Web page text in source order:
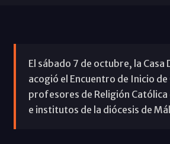
El sábado 7 de octubre, la Casa
acogió el Encuentro de Inicio de
profesores de Religión Católica
e institutos de la diócesis de